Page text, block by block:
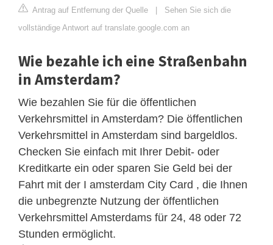
Antrag auf Entfernung der Quelle | Sehen Sie sich die
vollständige Antwort auf translate.google.com an
Wie bezahle ich eine Straßenbahn
in Amsterdam?
Wie bezahlen Sie für die öffentlichen
Verkehrsmittel in Amsterdam? Die öffentlichen
Verkehrsmittel in Amsterdam sind bargeldlos.
Checken Sie einfach mit Ihrer Debit- oder
Kreditkarte ein oder sparen Sie Geld bei der
Fahrt mit der I amsterdam City Card , die Ihnen
die unbegrenzte Nutzung der öffentlichen
Verkehrsmittel Amsterdams für 24, 48 oder 72
Stunden ermöglicht.